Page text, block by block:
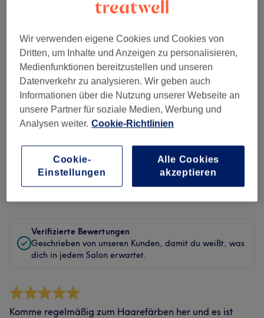
Sauberkeit
Service
Bewertungen filtern
Behandlung Alle Bewertungen
Verifizierte Bewertungen
Geschrieben von unseren Kunden, damit du weißt, was
dich in jedem Salon erwartet.
Komme regelmäßig zum Haarefärben her und es ist
Wir verwenden eigene Cookies und Cookies von
Dritten, um Inhalte und Anzeigen zu personalisieren,
Medienfunktionen bereitzustellen und unseren
Datenverkehr zu analysieren. Wir geben auch
Informationen über die Nutzung unserer Webseite an
unsere Partner für soziale Medien, Werbung und
Analysen weiter. Cookie-Richtlinien
Cookie-
Einstellungen
Alle Cookies
akzeptieren